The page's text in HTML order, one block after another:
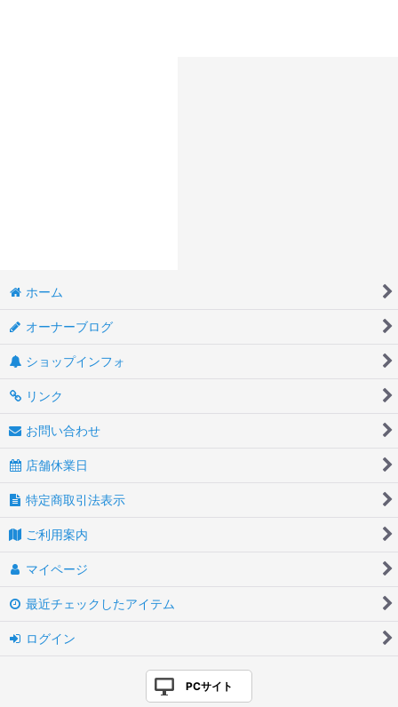
ホーム
オーナーブログ
ショップインフォ
リンク
お問い合わせ
店舗休業日
特定商取引法表示
ご利用案内
マイページ
最近チェックしたアイテム
ログイン
PCサイト